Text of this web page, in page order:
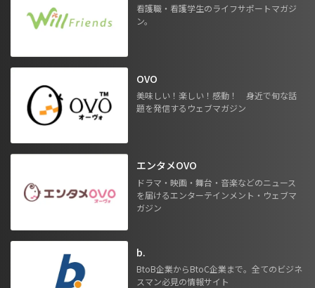
看護職・看護学生のライフサポートマガジ
ン。
OVO
美味しい！楽しい！感動！ 身近で旬な話
題を発信するウェブマガジン
エンタメOVO
ドラマ・映画・舞台・音楽などのニュース
を届けるエンターテインメント・ウェブマ
ガジン
b.
BtoB企業からBtoC企業まで。全てのビジネ
スマン必見の情報サイト